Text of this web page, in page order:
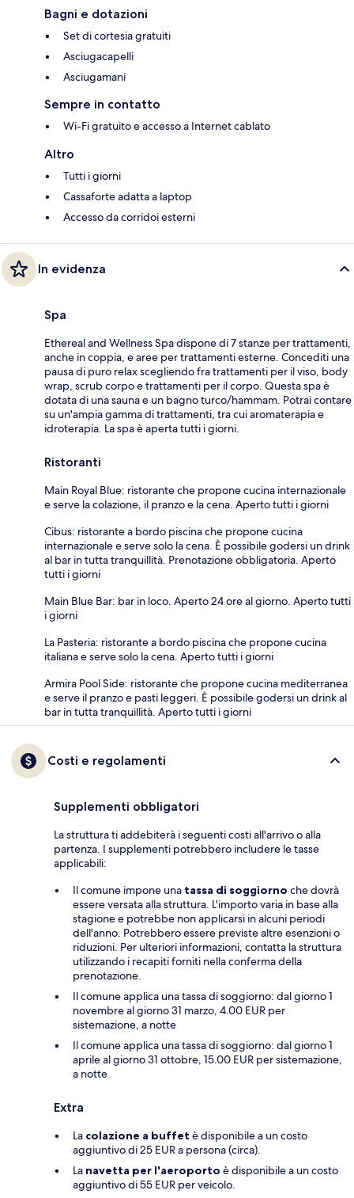
Bagni e dotazioni
Set di cortesia gratuiti
Asciugacapelli
Asciugamani
Sempre in contatto
Wi-Fi gratuito e accesso a Internet cablato
Altro
Tutti i giorni
Cassaforte adatta a laptop
Accesso da corridoi esterni
In evidenza
Spa
Ethereal and Wellness Spa dispone di 7 stanze per trattamenti,
anche in coppia, e aree per trattamenti esterne. Concediti una
pausa di puro relax scegliendo fra trattamenti per il viso, body
wrap, scrub corpo e trattamenti per il corpo. Questa spa è
dotata di una sauna e un bagno turco/hammam. Potrai contare
su un'ampia gamma di trattamenti, tra cui aromaterapia e
idroterapia. La spa è aperta tutti i giorni.
Ristoranti
Main Royal Blue: ristorante che propone cucina internazionale
e serve la colazione, il pranzo e la cena. Aperto tutti i giorni
Cibus: ristorante a bordo piscina che propone cucina
internazionale e serve solo la cena. È possibile godersi un drink
al bar in tutta tranquillità. Prenotazione obbligatoria. Aperto
tutti i giorni
Main Blue Bar: bar in loco. Aperto 24 ore al giorno. Aperto tutti
i giorni
La Pasteria: ristorante a bordo piscina che propone cucina
italiana e serve solo la cena. Aperto tutti i giorni
Armira Pool Side: ristorante che propone cucina mediterranea
e serve il pranzo e pasti leggeri. È possibile godersi un drink al
bar in tutta tranquillità. Aperto tutti i giorni
Costi e regolamenti
Supplementi obbligatori
La struttura ti addebiterà i seguenti costi all'arrivo o alla
partenza. I supplementi potrebbero includere le tasse
applicabili:
Il comune impone una tassa di soggiorno che dovrà
essere versata alla struttura. L'importo varia in base alla
stagione e potrebbe non applicarsi in alcuni periodi
dell'anno. Potrebbero essere previste altre esenzioni o
riduzioni. Per ulteriori informazioni, contatta la struttura
utilizzando i recapiti forniti nella conferma della
prenotazione.
Il comune applica una tassa di soggiorno: dal giorno 1
novembre al giorno 31 marzo, 4.00 EUR per
sistemazione, a notte
Il comune applica una tassa di soggiorno: dal giorno 1
aprile al giorno 31 ottobre, 15.00 EUR per sistemazione,
a notte
Extra
La colazione a buffet è disponibile a un costo
aggiuntivo di 25 EUR a persona (circa).
La navetta per l'aeroporto è disponibile a un costo
aggiuntivo di 55 EUR per veicolo.